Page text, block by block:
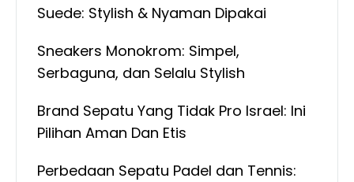
Suede: Stylish & Nyaman Dipakai
Sneakers Monokrom: Simpel,
Serbaguna, dan Selalu Stylish
Brand Sepatu Yang Tidak Pro Israel: Ini
Pilihan Aman Dan Etis
Perbedaan Sepatu Padel dan Tennis: